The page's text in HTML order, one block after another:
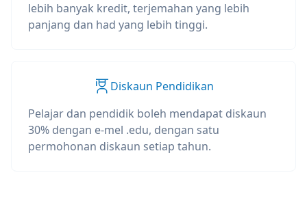
lebih banyak kredit, terjemahan yang lebih
panjang dan had yang lebih tinggi.
Diskaun Pendidikan
Pelajar dan pendidik boleh mendapat diskaun
30% dengan e-mel .edu, dengan satu
permohonan diskaun setiap tahun.